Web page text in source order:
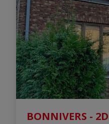
BONNIVERS -